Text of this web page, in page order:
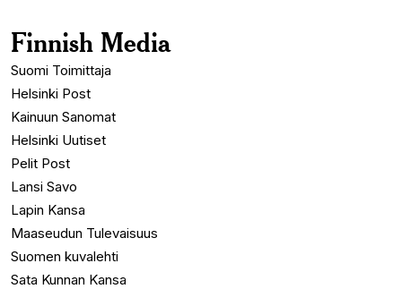
Finnish Media
Suomi Toimittaja
Helsinki Post
Kainuun Sanomat
Helsinki Uutiset
Pelit Post
Lansi Savo
Lapin Kansa
Maaseudun Tulevaisuus
Suomen kuvalehti
Sata Kunnan Kansa